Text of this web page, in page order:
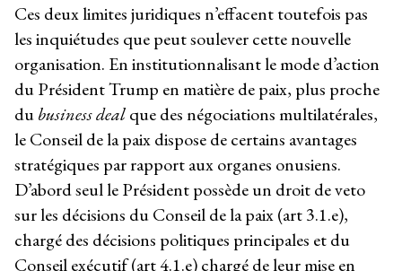
Ces deux limites juridiques n’effacent toutefois pas
les inquiétudes que peut soulever cette nouvelle
organisation. En institutionnalisant le mode d’action
du Président Trump en matière de paix, plus proche
dubusiness dealque des négociations multilatérales,
le Conseil de la paix dispose de certains avantages
stratégiques par rapport aux organes onusiens.
D’abord seul le Président possède un droit de veto
sur les décisions du Conseil de la paix (art 3.1.e),
chargé des décisions politiques principales et du
Conseil exécutif (art 4.1.e) chargé de leur mise en